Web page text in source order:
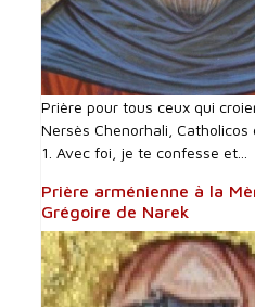
Prière pour tous ceux qui
Nersès Chenorhali, Catholicos
1. Avec foi, je te confesse et...
Prière arménienne à la
Grégoire de Narek